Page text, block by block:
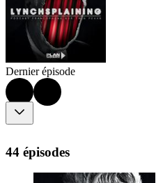
Dernier épisode
44 épisodes